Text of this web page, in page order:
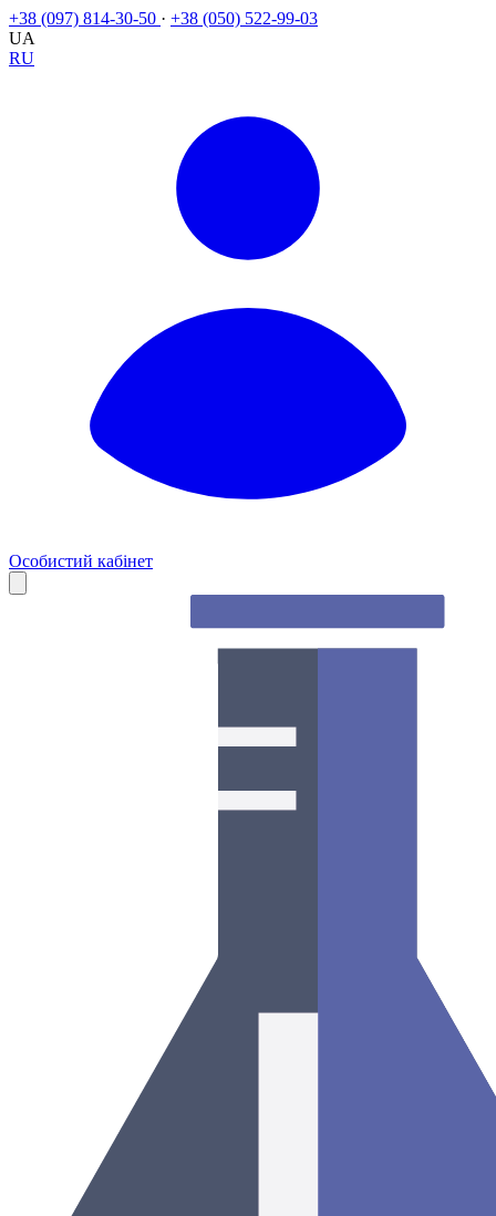
+38 (097) 814-30-50 · +38 (050) 522-99-03
UA
RU
Особистий кабінет